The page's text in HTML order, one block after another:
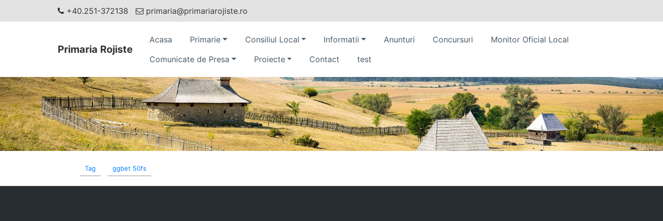
+40.251-372138 primaria@primariarojiste.ro
Primaria Rojiste
Acasa Primarie Consiliul Local Informatii Anunturi Concursuri
Monitor Oficial Local
Comunicate de Presa
Proiecte Contact test
Tag ggbet 50fs